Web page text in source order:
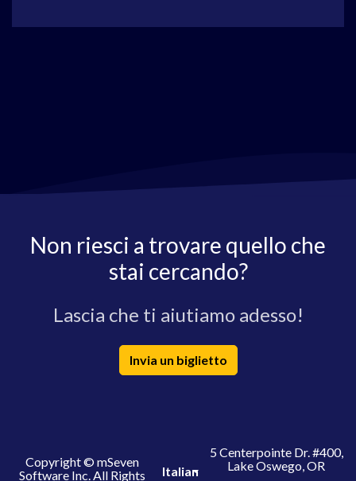
Non riesci a trovare quello che
stai cercando?
Lascia che ti aiutiamo adesso!
Invia un biglietto
Copyright © mSeven
Software Inc. All Rights
Italian
5 Centerpointe Dr. #400,
Lake Oswego, OR